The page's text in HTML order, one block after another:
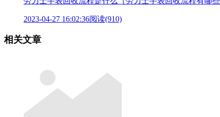
2023-04-27 16:02:36阅读(910)
相关文章